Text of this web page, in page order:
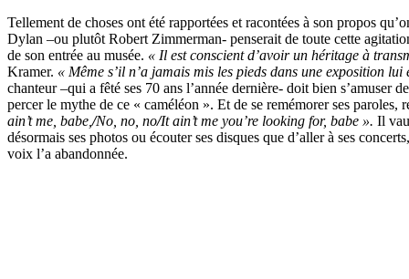
Tellement de choses ont été rapportées et racontées à son propos
Dylan –ou plutôt Robert Zimmerman- penserait de toute cette
de son entrée au musée. « Il est conscient d’avoir un héritage à
Kramer. « Même s’il n’a jamais mis les pieds dans une exposition
chanteur –qui a fêté ses 70 ans l’année dernière- doit bien s’amuser
percer le mythe de ce « caméléon ». Et de se remémorer ses paroles,
ain’t me, babe,/No, no, no/It ain’t me you’re looking for, babe ». Il
désormais ses photos ou écouter ses disques que d’aller à ses
voix l’a abandonnée.